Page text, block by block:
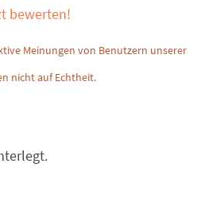
bewerten!
Meinungen von Benutzern unserer
nicht auf Echtheit.